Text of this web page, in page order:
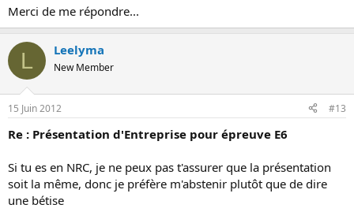
Merci de me répondre...
L Leelyma
New Member
15 Juin 2012 #13
Re : Présentation d'Entreprise pour épreuve E6
Si tu es en NRC, je ne peux pas t'assurer que la présentation
soit la même, donc je préfère m'abstenir plutôt que de dire
une bétise